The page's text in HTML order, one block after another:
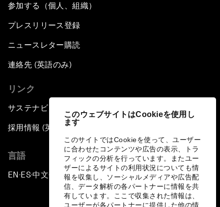
このウェブサイトはCookieを使用し
ます
このサイトではCookieを使って、ユーザー
に合わせたコンテンツや広告の表示、トラ
フィックの分析を行っています。またユー
ザーによるサイトの利用状況についても情
報を収集し、ソーシャルメディアや広告配
信、データ解析の各パートナーに情報を共
有しています。ここで収集された情報は、
ユーザーが各パートナーに提供した他の情
参加する（個人、組織）
プレスリリース登録
ニュースレター購読
連絡先 (英語のみ)
リンク
サステナビリティへの取り組み
採用情報 (英語のみ)
言語
EN ▪ES▪中文▪ 日本語